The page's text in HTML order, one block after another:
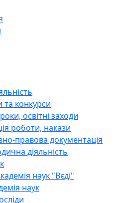
та конкурси
освітні заходи
роботи, накази
правова документація
діяльність
наук "Вєді"
наук